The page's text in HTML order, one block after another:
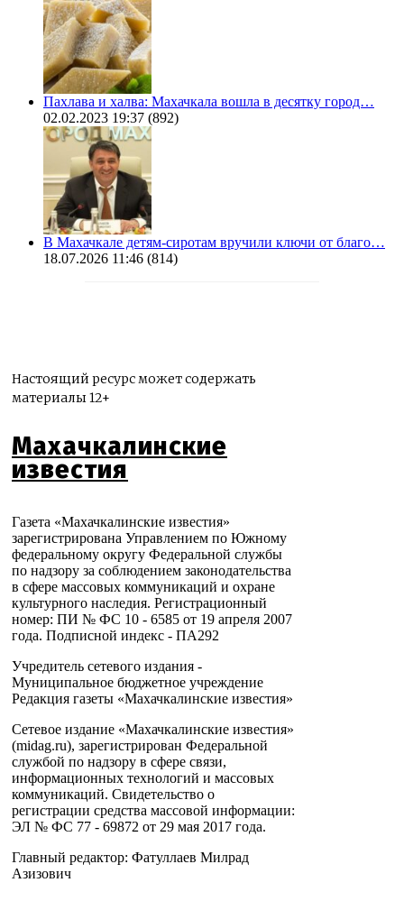
Пахлава и халва: Махачкала вошла в десятку город…
02.02.2023 19:37 (892)
В Махачкале детям-сиротам вручили ключи от благо…
18.07.2026 11:46 (814)
Настоящий ресурс может содержать
материалы 12+
Махачкалинские
известия
Газета «Махачкалинские известия»
зарегистрирована Управлением по Южному
федеральному округу Федеральной службы
по надзору за соблюдением законодательства
в сфере массовых коммуникаций и охране
культурного наследия. Регистрационный
номер: ПИ № ФС 10 - 6585 от 19 апреля 2007
года. Подписной индекс - ПА292
Учредитель сетевого издания -
Муниципальное бюджетное учреждение
Редакция газеты «Махачкалинские известия»
Сетевое издание «Махачкалинские известия»
(midag.ru), зарегистрирован Федеральной
службой по надзору в сфере связи,
информационных технологий и массовых
коммуникаций. Свидетельство о
регистрации средства массовой информации:
ЭЛ № ФС 77 - 69872 от 29 мая 2017 года.
Главный редактор: Фатуллаев Милрад
Азизович